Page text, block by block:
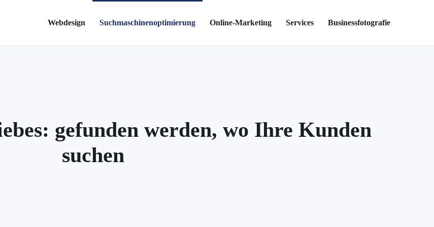
Webdesign Suchmaschinenoptimierung Online-Marketing Services Businessfotografie
gefunden werden, wo Ihre Kunden
suchen